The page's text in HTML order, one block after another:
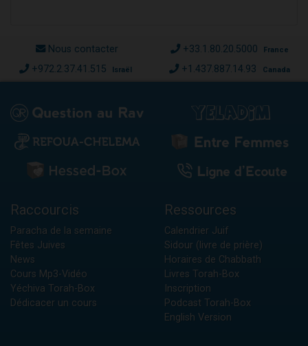
Nous contacter +33.1.80.20.5000 France
+972.2.37.41.515 Israël +1.437.887.14.93 Canada
Raccourcis
Paracha de la semaine
Fêtes Juives
News
Cours Mp3-Vidéo
Yéchiva Torah-Box
Dédicacer un cours
Ressources
Calendrier Juif
Sidour (livre de prière)
Horaires de Chabbath
Livres Torah-Box
Inscription
Podcast Torah-Box
English Version